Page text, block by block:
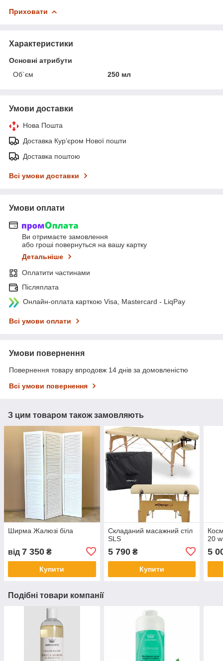
Приховати
Характеристики
Основні атрибути
Об`єм
250 мл
Умови доставки
Нова Пошта
Доставка Курʼєром Нової пошти
Доставка поштою
Всі умови доставки
Умови оплати
Ви отримаєте замовлення
або гроші повернуться на вашу картку
Детальніше
Оплатити частинами
Післяплата
Онлайн-оплата карткою Visa, Mastercard - LiqPay
Всі умови оплати
Умови повернення
Повернення товару впродовж 14 днів за домовленістю
Всі умови повернення
З цим товаром також замовляють
Ширма Жалюзі біла
від 7 350 ₴
Купити
Складаний масажний стіл
SLS
5 790₴
Купити
20
5
Подібні товари компанії